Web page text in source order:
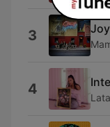
3
4